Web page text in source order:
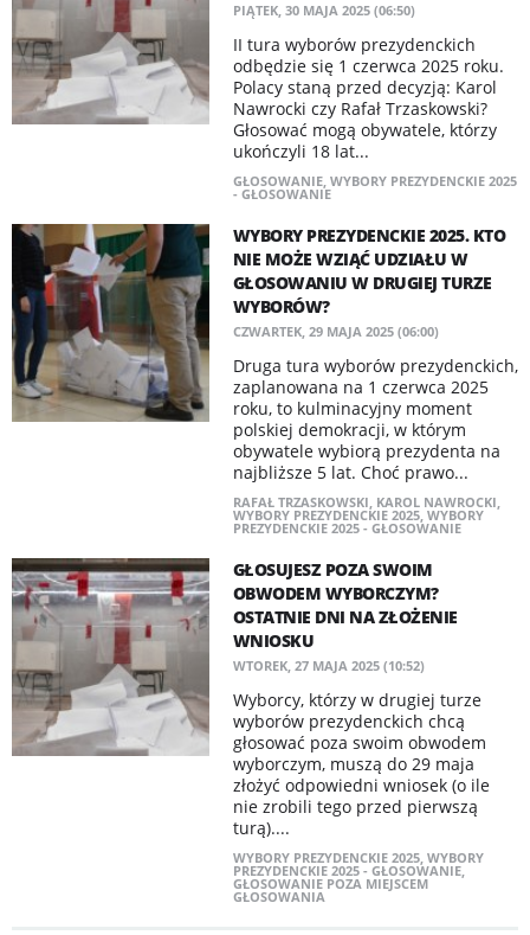
PIĄTEK, 30 MAJA 2025 (06:50)
II tura wyborów prezydenckich
odbędzie się 1 czerwca 2025 roku.
Polacy staną przed decyzją: Karol
Nawrocki czy Rafał Trzaskowski?
Głosować mogą obywatele, którzy
ukończyli 18 lat...
GŁOSOWANIE, WYBORY PREZYDENCKIE 2025
- GŁOSOWANIE
WYBORY PREZYDENCKIE 2025. KTO
NIE MOŻE WZIĄĆ UDZIAŁU W
GŁOSOWANIU W DRUGIEJ TURZE
WYBORÓW?
CZWARTEK, 29 MAJA 2025 (06:00)
Druga tura wyborów prezydenckich,
zaplanowana na 1 czerwca 2025
roku, to kulminacyjny moment
polskiej demokracji, w którym
obywatele wybiorą prezydenta na
najbliższe 5 lat. Choć prawo...
RAFAŁ TRZASKOWSKI, KAROL NAWROCKI,
WYBORY PREZYDENCKIE 2025, WYBORY
PREZYDENCKIE 2025 - GŁOSOWANIE
GŁOSUJESZ POZA SWOIM
OBWODEM WYBORCZYM?
OSTATNIE DNI NA ZŁOŻENIE
WNIOSKU
WTOREK, 27 MAJA 2025 (10:52)
Wyborcy, którzy w drugiej turze
wyborów prezydenckich chcą
głosować poza swoim obwodem
wyborczym, muszą do 29 maja
złożyć odpowiedni wniosek (o ile
nie zrobili tego przed pierwszą
turą)....
WYBORY PREZYDENCKIE 2025, WYBORY
PREZYDENCKIE 2025 - GŁOSOWANIE,
GŁOSOWANIE POZA MIEJSCEM
GŁOSOWANIA